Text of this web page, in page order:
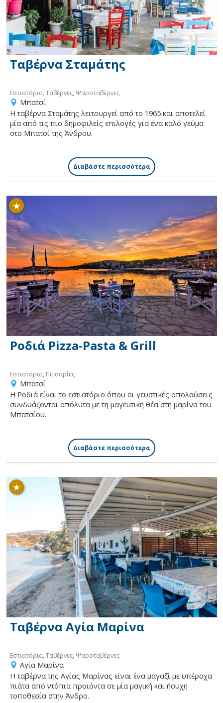
Διαμονή
Φαγητό & Ποτό
Δραστηριότητες
Ευεξία & Ομορφιά
Γάμος στην Άνδρο
Ταβέρνα Σταμάτης
Εστιατόρια, Ταβέρνες, Ψαροταβέρνες
Μπατσί
Η ταβέρνα Σταμάτης λειτουργεί από το 1965 και αποτελεί
μία από τις πιο δημοφιλείς επιλογές για ένα καλό γεύμα
στο Μπατσί της Άνδρου.
Διαβάστε περισσότερα
★
Ροδιά Pizza-Pasta & Grill
Εστιατόρια, Πιτσαρίες
Μπατσί
Η Ροδιά είναι το εστιατόριο όπου οι γευστικές απολαύσεις
συνδυάζονται απόλυτα με τη μαγευτική θέα στη μαρίνα του
Μπατσίου.
Διαβάστε περισσότερα
★
Ταβέρνα Αγία Μαρίνα
Εστιατόρια, Ταβέρνες, Ψαροταβέρνες
Αγία Μαρίνα
Η ταβέρνα της Αγίας Μαρίνας είναι ένα μαγαζί με υπέροχα
πιάτα από ντόπια προϊόντα σε μία μαγική και ήσυχη
τοποθεσία στην Άνδρο.